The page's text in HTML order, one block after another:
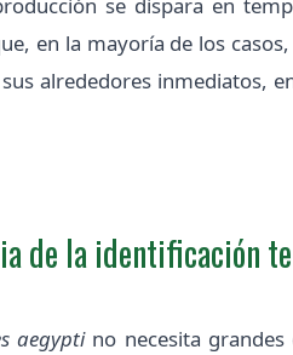
se dispara en
en la mayoría de los
alrededores inmediatos,
de la identificación
aegyptino necesita grandes